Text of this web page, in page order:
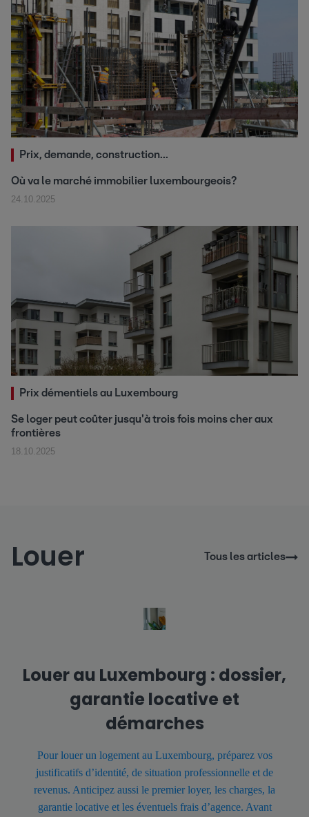
Prix, demande, construction...
Où va le marché immobilier luxembourgeois?
24.10.2025
Prix démentiels au Luxembourg
Se loger peut coûter jusqu'à trois fois moins cher aux
frontières
18.10.2025
Louer Tous les articles
Louer au Luxembourg : dossier,
garantie locative et
démarches
Pour louer un logement au Luxembourg, préparez vos
justificatifs d’identité, de situation professionnelle et de
revenus. Anticipez aussi le premier loyer, les charges, la
garantie locative et les éventuels frais d’agence. Avant